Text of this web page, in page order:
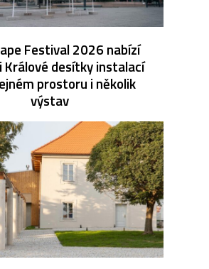
Festival 2026 nabízí
Králové desítky instalací
prostoru i několik
výstav